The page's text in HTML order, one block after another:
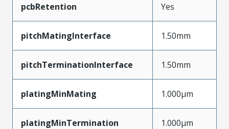
pcbRetention Yes
pitchMatingInterface 1.50mm
pitchTerminationInterface 1.50mm
platingMinMating 1.000µm
platingMinTermination 1.000µm